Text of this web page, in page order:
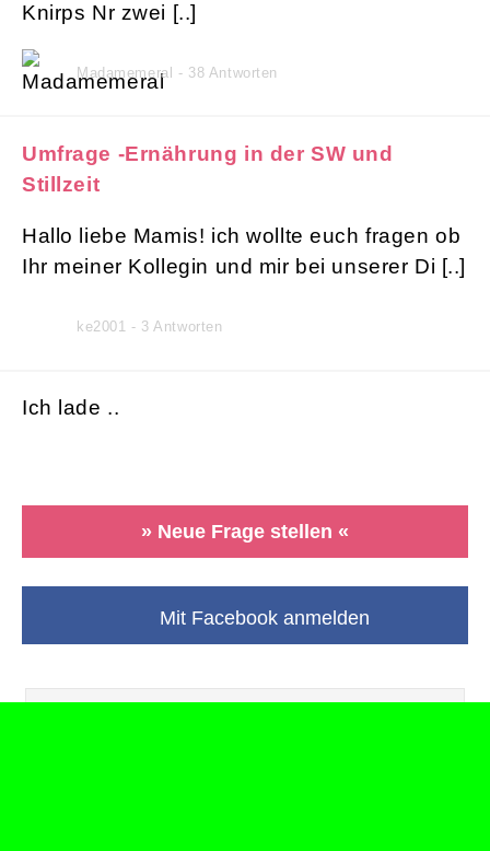
Knirps Nr zwei [..]
Madamemeral - 38 Antworten
Umfrage -Ernährung in der SW und
Stillzeit
Hallo liebe Mamis! ich wollte euch fragen ob
Ihr meiner Kollegin und mir bei unserer Di [..]
ke2001 - 3 Antworten
Ich lade ..
» Neue Frage stellen «
Mit Facebook anmelden